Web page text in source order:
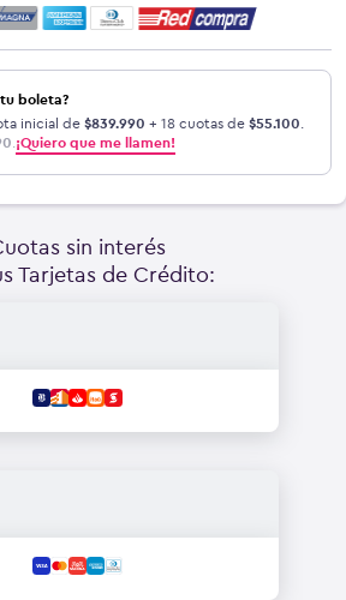
boleta?
inicial de$839.990 + 18 cuotas de $55.100.
.¡Quiero que me llamen!
sin interés
Tarjetas de Crédito: